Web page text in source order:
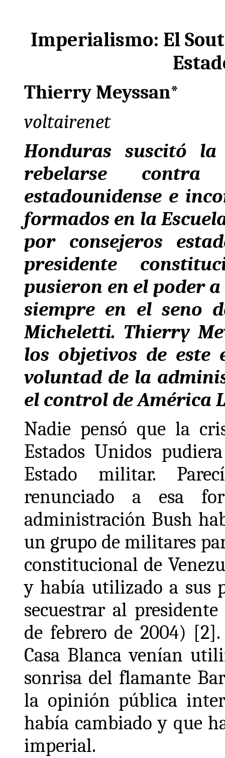
Imperialismo: El
Thierry Meyssan*
voltairenet
Honduras suscitó
rebelarse
estadounidense e
formados en la
por consejeros
presidente
pusieron en el poder
siempre en el seno
Micheletti. Thierry
los objetivos de este
voluntad de la
el control de América
Nadie pensó que la
Estados Unidos
Estado militar.
renunciado a esa
administración Bush
un grupo de militares
constitucional de
y había utilizado a sus
secuestrar al
de febrero de 2004)
Casa Blanca venían
sonrisa del flamante
la opinión pública
había cambiado y que
imperial.